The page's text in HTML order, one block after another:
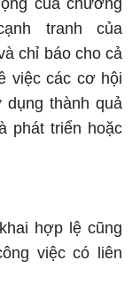
của chương
tranh của
chỉ báo cho cả
việc các cơ hội
thành quả
phát triển hoặc
hợp lệ cũng
việc có liên